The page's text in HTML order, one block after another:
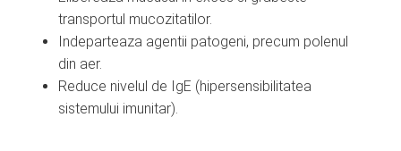
transportul mucozitatilor.
Indeparteaza agentii patogeni, precum polenul
din aer.
Reduce nivelul de IgE (hipersensibilitatea
sistemului imunitar).